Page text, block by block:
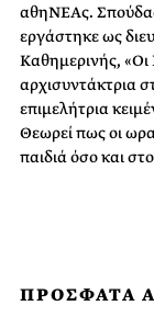
αθηΝΕΑς.
εργάστηκε ως
Καθημερινής,
αρχισυντάκτρια
επιμελήτρια
Θεωρεί πως οι
παιδιά όσο και
ΠΡΟΣΦΑΤΑ